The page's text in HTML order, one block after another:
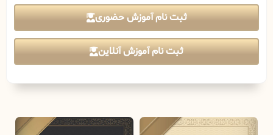
ثبت نام آموزش حضوری
ثبت نام آموزش آنلاین